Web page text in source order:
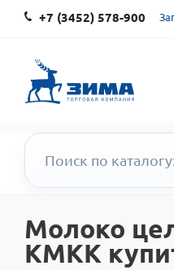
+7 (3452) 578-900
Молоко
КМКК